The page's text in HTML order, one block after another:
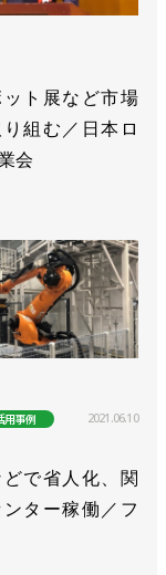
ット展など市場
組む／日本ロ
会
用事例 2021.06.10
で省人化、関
ター稼働／フ